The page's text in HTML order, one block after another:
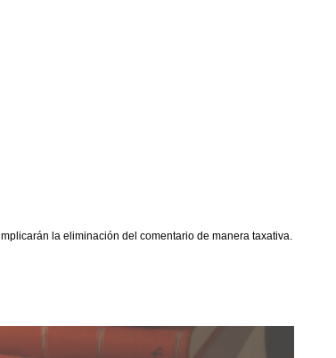
la eliminación del comentario de manera taxativa.